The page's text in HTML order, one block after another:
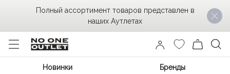
Новинки Бренды
Полный ассортимент товаров представлен в
наших Аутлетах